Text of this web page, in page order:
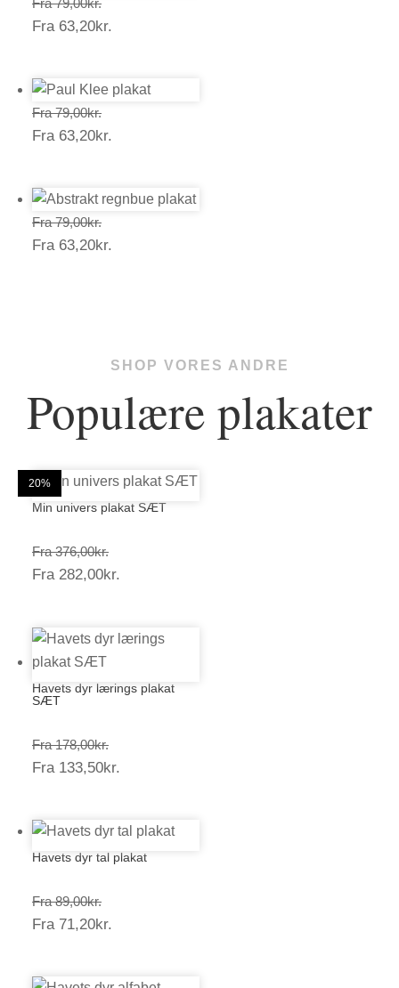
Fra 79,00kr.
79,00kr.
Fra 63,20kr.
Fra 79,00kr.Prisinterval:
79,00kr.
Fra 63,20kr.
Fra 79,00kr.Prisinterval:
79,00kr.
Fra 63,20kr.
SHOP VORES ANDRE
Populære plakater
25%
Min univers plakat SÆT
Fra 376,00kr.Prisinterval:
376,00kr.
Fra 282,00kr.
25%
Havets dyr lærings plakat
SÆT
Fra 178,00kr.Prisinterval:
178,00kr.
Fra 133,50kr.
20%
Havets dyr tal plakat
Fra 89,00kr.Prisinterval:
89,00kr.
Fra 71,20kr.
20%
25%
20%
20%
20%
25%
20%
20%
20%